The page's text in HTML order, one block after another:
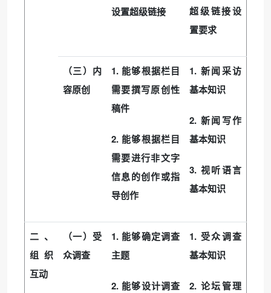
设置超级链接
超级链接设
置要求
（三）内
容原创
1.能够根据栏目
需要撰写原创性
稿件
2.能够根据栏目
需要进行非文字
信息的创作或指
导创作
1. 新闻采访
基本知识
2. 新闻写作
基本知识
3. 视听语言
基本知识
二、
组织
互动
（一）受
众调查
1.能够确定调查
主题
2.能够设计调查
1. 受众调查
基本知识
2. 论坛管理